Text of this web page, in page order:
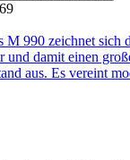
M 990 zeichnet sich
und damit einen
aus. Es vereint